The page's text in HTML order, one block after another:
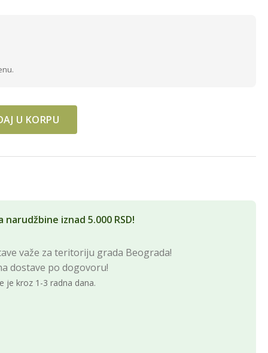
U KORPU
iznad 5.000 RSD!
važe za teritoriju grada Beograda!
dostave po dogovoru!
je kroz 1-3 radna dana.